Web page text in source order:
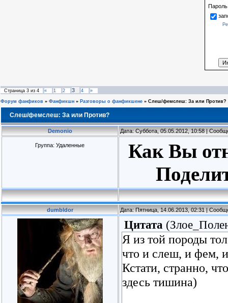
Страница 3 из 4 « 1 2 3 4 »
Форум фанфиков » Фанфикшн » Разговоры о фанфикшене » Слеш/фемслеш: За или Против?
Слеш/фемслеш: За или Против?
Demonio Дата: Суббота, 05.05.2012, 10:58 |
Группа: Удаленные
Как Вы
dumbldor Дата: Пятница, 14.06.2013, 02:31 |
Цитата (
Я из той породы
что и слеш, и фем,
Кстати, странно,
здесь тишина)